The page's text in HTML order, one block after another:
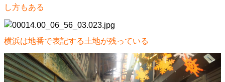
し方もある
横浜は地番で表記する土地が残っている